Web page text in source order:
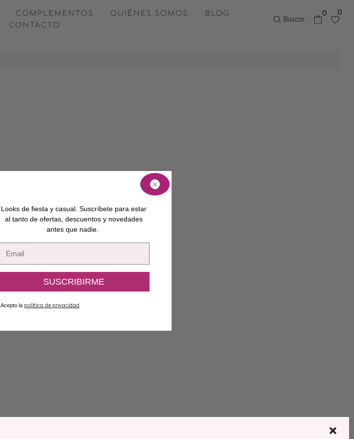
COMPLEMENTOS QUIÉNES SOMOS
BLOG
CONTACTO
Buscar
0 0
Looks de fiesta y casual. Suscríbete para estar
al tanto de ofertas, descuentos y novedades
antes que nadie.
SUSCRIBIRME
Acepto la política de privacidad